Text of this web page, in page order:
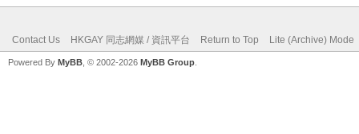
Contact Us HKGAY 同志網媒 / 資訊平台 Return to Top Lite (Archive) Mode
Powered By MyBB , © 2002-2026 MyBB Group